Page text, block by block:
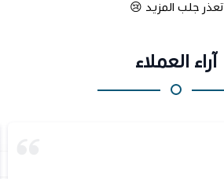
تعذر جلب المزيد 😢
آراء العملاء